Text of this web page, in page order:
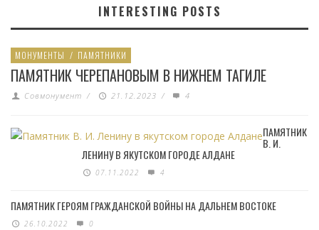
INTERESTING POSTS
МОНУМЕНТЫ / ПАМЯТНИКИ
ПАМЯТНИК ЧЕРЕПАНОВЫМ В НИЖНЕМ ТАГИЛЕ
Совмонумент / 21.12.2023 / 4
ПАМЯТНИК
В. И.
ЛЕНИНУ В ЯКУТСКОМ ГОРОДЕ АЛДАНЕ
07.11.2022 4
ПАМЯТНИК ГЕРОЯМ ГРАЖДАНСКОЙ ВОЙНЫ НА ДАЛЬНЕМ ВОСТОКЕ
26.10.2022 0